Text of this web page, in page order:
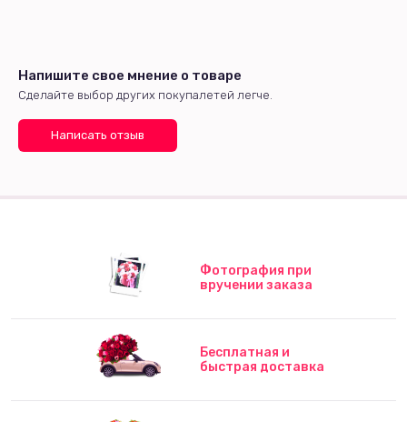
Напишите свое мнение о товаре
Сделайте выбор других покупалетей легче.
Написать отзыв
Фотография при
вручении заказа
Бесплатная и
быстрая доставка